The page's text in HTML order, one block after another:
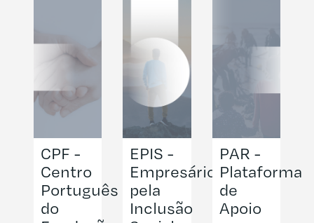
CPF -
Centro
Português
do
EPIS -
Empresários
pela
Inclusão
PAR -
Plataforma
de
Apoio